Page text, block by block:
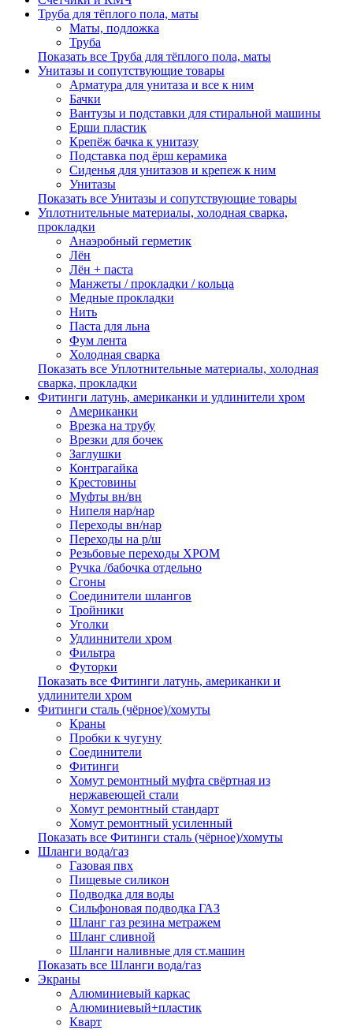
Труба для тёплого пола, маты
Маты, подложка
Труба
Показать все Труба для тёплого пола, маты
Унитазы и сопутствующие товары
Арматура для унитаза и все к ним
Бачки
Вантузы и подставки для стиральной машины
Ерши пластик
Крепёж бачка к унитазу
Подставка под ёрш керамика
Сиденья для унитазов и крепеж к ним
Унитазы
Показать все Унитазы и сопутствующие товары
Уплотнительные материалы, холодная сварка,
прокладки
Анаэробный герметик
Лён
Лён + паста
Манжеты / прокладки / кольца
Медные прокладки
Нить
Паста для льна
Фум лента
Холодная сварка
Показать все Уплотнительные материалы, холодная
сварка, прокладки
Фитинги латунь, американки и удлинители хром
Американки
Врезка на трубу
Врезки для бочек
Заглушки
Контрагайка
Крестовины
Муфты вн/вн
Нипеля нар/нар
Переходы вн/нар
Переходы на р/ш
Резьбовые переходы ХРОМ
Ручка /бабочка отдельно
Сгоны
Соединители шлангов
Тройники
Уголки
Удлиннители хром
Фильтра
Футорки
Показать все Фитинги латунь, американки и
удлинители хром
Фитинги сталь (чёрное)/хомуты
Краны
Пробки к чугуну
Соединители
Фитинги
Хомут ремонтный муфта свёртная из
нержавеющей стали
Хомут ремонтный стандарт
Хомут ремонтный усиленный
Показать все Фитинги сталь (чёрное)/хомуты
Шланги вода/газ
Газовая пвх
Пищевые силикон
Подводка для воды
Сильфоновая подводка ГАЗ
Шланг газ резина метражем
Шланг сливной
Шланги наливные для ст.машин
Показать все Шланги вода/газ
Экраны
Алюминиевый каркас
Алюминиевый+пластик
Кварт